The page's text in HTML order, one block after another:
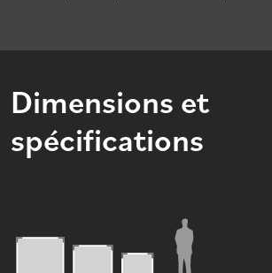
Dimensions et
spécifications